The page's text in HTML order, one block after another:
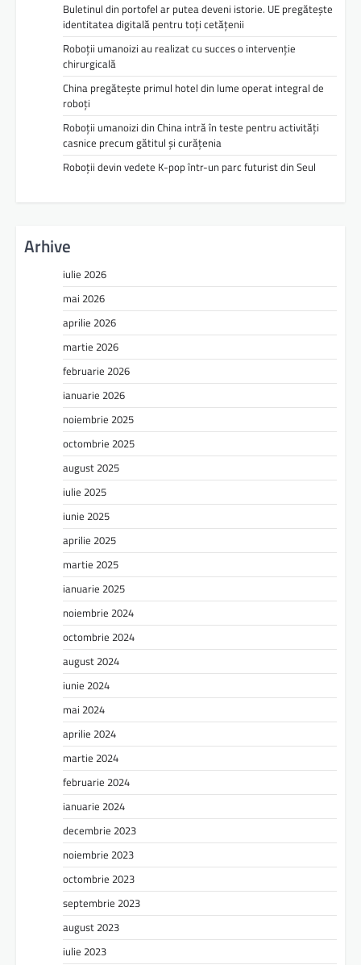
Buletinul din portofel ar putea deveni istorie. UE pregătește
identitatea digitală pentru toți cetățenii
Roboții umanoizi au realizat cu succes o intervenție
chirurgicală
China pregătește primul hotel din lume operat integral de
roboți
Roboții umanoizi din China intră în teste pentru activități
casnice precum gătitul și curățenia
Roboții devin vedete K-pop într-un parc futurist din Seul
Arhive
iulie 2026
mai 2026
aprilie 2026
martie 2026
februarie 2026
ianuarie 2026
noiembrie 2025
octombrie 2025
august 2025
iulie 2025
iunie 2025
aprilie 2025
martie 2025
ianuarie 2025
noiembrie 2024
octombrie 2024
august 2024
iunie 2024
mai 2024
aprilie 2024
martie 2024
februarie 2024
ianuarie 2024
decembrie 2023
noiembrie 2023
octombrie 2023
septembrie 2023
august 2023
iulie 2023